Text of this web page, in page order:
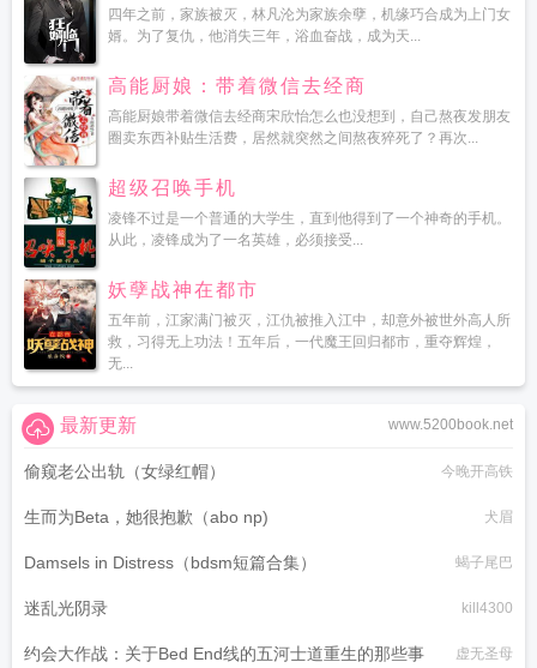
四年之前，家族被灭，林凡沦为家族余孽，机缘巧合成为上门女
婿。为了复仇，他消失三年，浴血奋战，成为天...
高能厨娘：带着微信去经商
高能厨娘带着微信去经商宋欣怡怎么也没想到，自己熬夜发朋友
圈卖东西补贴生活费，居然就突然之间熬夜猝死了？再次...
超级召唤手机
凌锋不过是一个普通的大学生，直到他得到了一个神奇的手机。
从此，凌锋成为了一名英雄，必须接受...
妖孽战神在都市
五年前，江家满门被灭，江仇被推入江中，却意外被世外高人所
救，习得无上功法！五年后，一代魔王回归都市，重夺辉煌，
无...
www.5200book.net
最新更新
偷窥老公出轨（女绿红帽） 今晚开高铁
生而为Beta，她很抱歉（abo np) 犬眉
Damsels in Distress（bdsm短篇合集） 蝎子尾巴
迷乱光阴录 kill4300
约会大作战：关于Bed End线的五河士道重生的那些事 虚无圣母